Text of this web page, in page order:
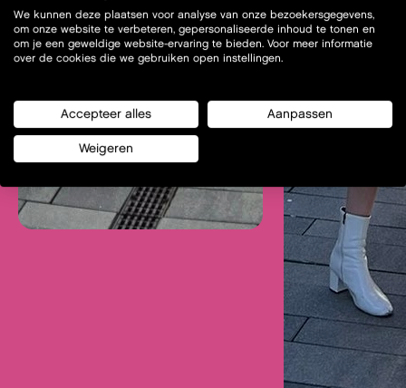
We kunnen deze plaatsen voor analyse van onze bezoekersgegevens,
om onze website te verbeteren, gepersonaliseerde inhoud te tonen en
om je een geweldige website-ervaring te bieden. Voor meer informatie
over de cookies die we gebruiken open instellingen.
Accepteer alles Aanpassen
Weigeren